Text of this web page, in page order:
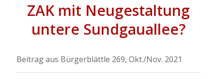
ZAK mit Neugestaltung
untere Sundgauallee?
Beitrag aus Bürgerblättle 269, Okt./Nov. 2021